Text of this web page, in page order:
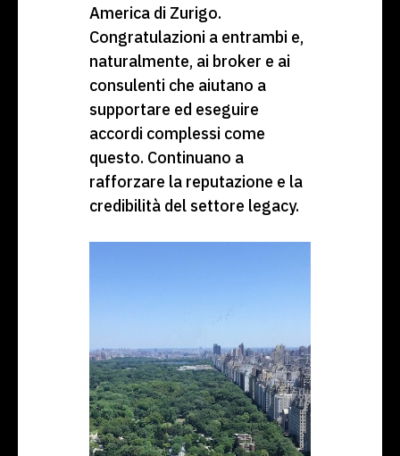
America di Zurigo.
Congratulazioni a entrambi e,
naturalmente, ai broker e ai
consulenti che aiutano a
supportare ed eseguire
accordi complessi come
questo. Continuano a
rafforzare la reputazione e la
credibilità del settore legacy.